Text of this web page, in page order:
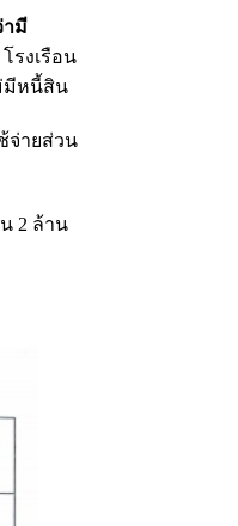
ามี
รงเรือน
มีหนี้สิน
จ่ายส่วน
น 2 ล้าน